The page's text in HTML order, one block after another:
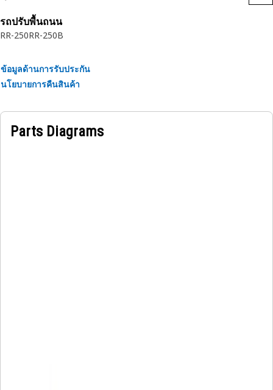
รถปรับพื้นถนน
RR-250RR-250B
ข้อมูลด้านการรับประกัน
นโยบายการคืนสินค้า
Parts Diagrams